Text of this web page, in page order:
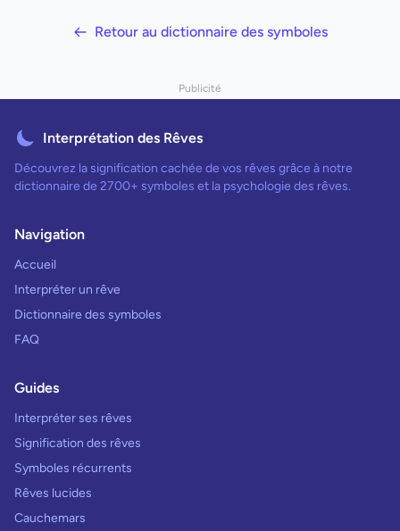
Retour au dictionnaire des symboles
Publicité
Interprétation des Rêves
Découvrez la signification cachée de vos rêves grâce à notre
dictionnaire de 2700+ symboles et la psychologie des rêves.
Navigation
Accueil
Interpréter un rêve
Dictionnaire des symboles
FAQ
Guides
Interpréter ses rêves
Signification des rêves
Symboles récurrents
Rêves lucides
Cauchemars